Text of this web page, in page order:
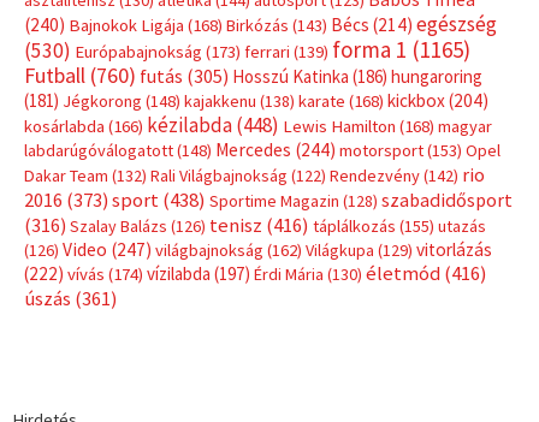
(240) Bajnokok Ligája (168) Birkózás (143) Bécs (214) egészség
(530) Európabajnokság (173) ferrari (139) forma 1 (1165)
Futball (760) futás (305) Hosszú Katinka (186) hungaroring
(181) Jégkorong (148) kajakkenu (138) karate (168) kickbox(204)
kosárlabda (166) kézilabda(448) Lewis Hamilton (168) magyar
labdarúgóválogatott(148) Mercedes (244) motorsport(153) Opel
Dakar Team (132) Rali Világbajnokság (122) Rendezvény(142) rio
2016 (373) sport(438) Sportime Magazin (128) szabadidősport
(316) Szalay Balázs (126) tenisz (416) táplálkozás (155) utazás
(126) Video (247) világbajnokság (162) Világkupa (129) vitorlázás
(222) vívás (174) vízilabda (197) Érdi Mária (130) életmód(416)
úszás (361)